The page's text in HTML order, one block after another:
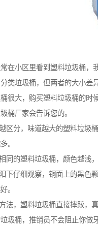
在小区里看到塑料垃圾桶，
类垃圾桶，但两者的大小差
很大，购买塑料垃圾桶的时
桶厂家会告诉您的。
区分，味道越大的塑料垃圾
。
同的塑料垃圾桶，颜色越浅，
下仔细观察，铜面上的黑色
。
法，塑料垃圾桶直接摔跤，
圾桶，推销员不会阻止你做